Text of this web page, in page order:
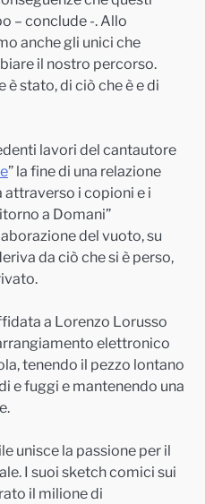
– conclude -. Allo
anche gli unici che
il nostro percorso.
è stato, di ciò che è e di
lavori del cantautore
” la fine di una relazione
i copioni e i
a Domani”
del vuoto, su
da ciò che si è perso,
a Lorenzo Lorusso
elettronico
tenendo il pezzo lontano
e fuggi e mantenendo una
unisce la passione per il
I suoi sketch comici sui
il milione di